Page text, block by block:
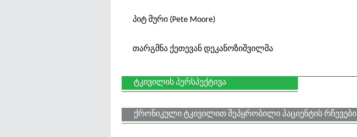
პიტ მური (Pete Moore)
თარგმნა ქეთევან დეკანოზიშვილმა
ტკივილის პერსპექტივა
ქრონიკული ტკივილით შეპყრობილი პაციენტის რჩევები